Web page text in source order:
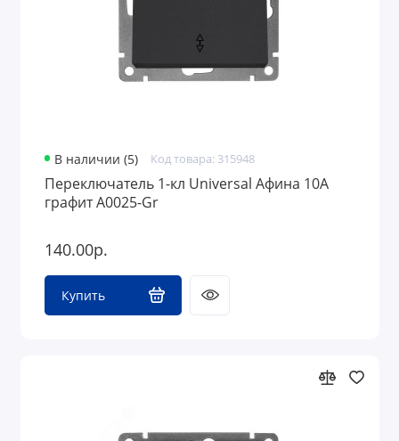
В наличии (5) Код товара: 315948
Переключатель 1-кл Universal Афина 10А
графит A0025-Gr
140.00р.
Купить